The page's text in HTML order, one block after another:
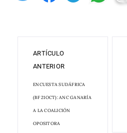
ARTÍCULO
ANTERIOR
ENCUESTA SUDÁFRICA
(BF 21OCT): ANC GANARÍA
A LA COALICIÓN
OPOSITORA